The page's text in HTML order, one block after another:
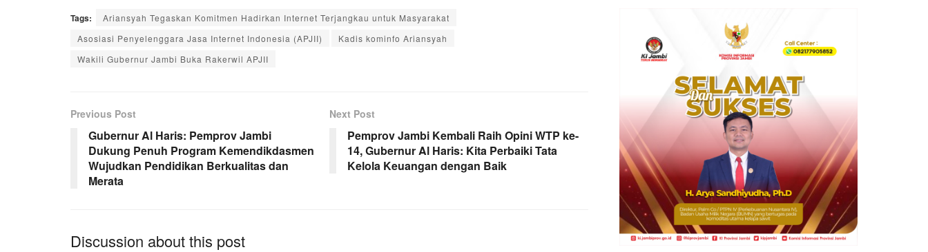
Tags:
Ariansyah Tegaskan Komitmen Hadirkan Internet Terjangkau untuk Masyarakat
Asosiasi Penyelenggara Jasa Internet Indonesia (APJII)
Kadis kominfo Ariansyah
Wakili Gubernur Jambi Buka Rakerwil APJII
Previous Post
Gubernur Al Haris: Pemprov Jambi
Dukung Penuh Program Kemendikdasmen
Wujudkan Pendidikan Berkualitas dan
Merata
Next Post
Pemprov Jambi Kembali Raih Opini WTP ke-
14, Gubernur Al Haris: Kita Perbaiki Tata
Kelola Keuangan dengan Baik
Discussion about this post